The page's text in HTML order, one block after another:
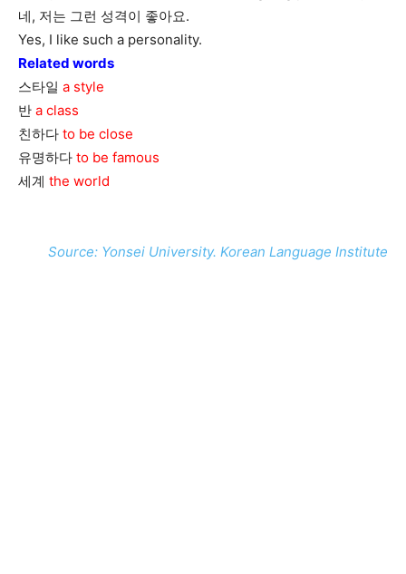
네, 저는 그런 성격이 좋아요.
Yes, I like such a personality.
Related words
스타일 a style
반 a class
친하다 to be close
유명하다 to be famous
세계 the world
Source: Yonsei University. Korean Language Institute